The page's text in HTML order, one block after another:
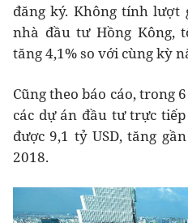
đăng ký. Không tính lượt
nhà đầu tư Hồng Kông,
tăng 4,1% so với cùng kỳ
Cũng theo báo cáo, trong
các dự án đầu tư trực
được 9,1 tỷ USD, tăng
2018.